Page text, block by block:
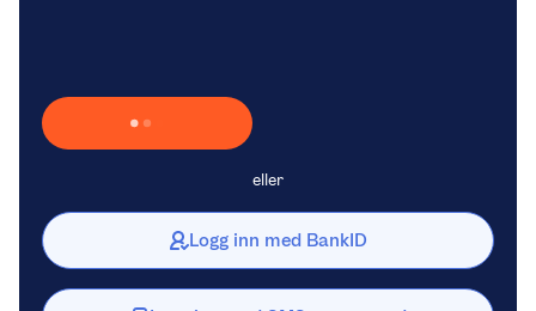
Laster inn Vipps …
eller
Logg inn med BankID